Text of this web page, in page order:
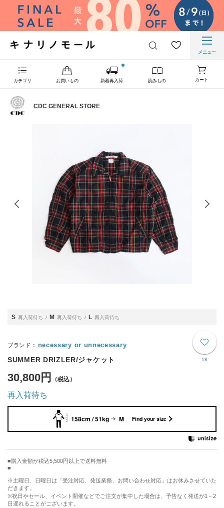
メニュー
カテゴリ お買いもの 新着再入荷 読みもの カート
CDC GENERAL STORE
S 再入荷待ち M 再入荷待ち L 再入荷待ち
18
necessary or unnecessary
SUMMER DRIZLER/ジャケット
30,800円
再入荷待ち
158cm / 51kg M Find your size
購入金額が税込5,500円以上で送料無料
※土曜日、日曜日は「受注対応、発送業務、お問い合わせ対応」はお休みさせていた
だきます。
※祝日やセール、イベント開催などでご注文が集中した場合は、予告なく発送が1－2
日遅れることがございます。